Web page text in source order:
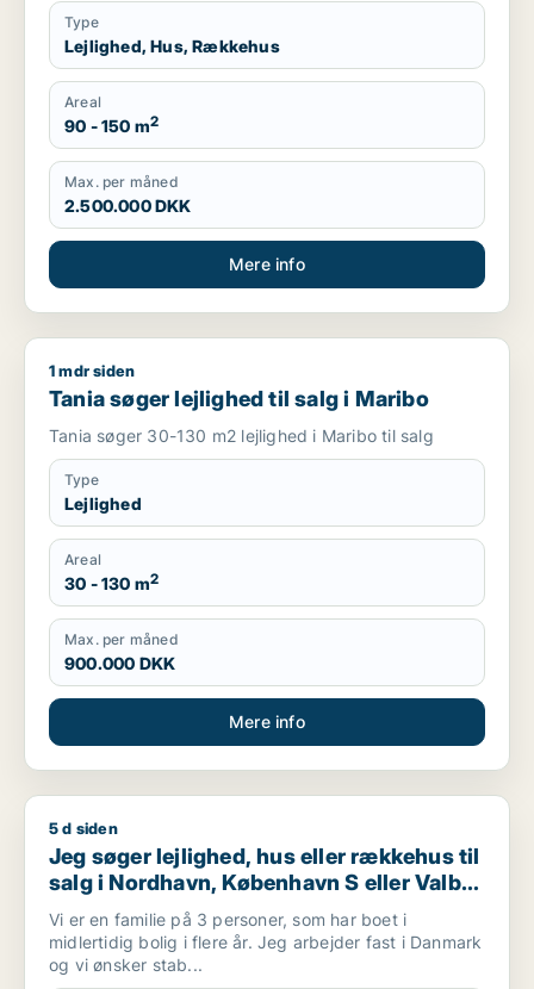
Type
Lejlighed, Hus, Rækkehus
Areal
90 - 150 m2
Max. per måned
2.500.000 DKK
Mere info
Tania søger lejlighed til salg i Maribo
1 mdr siden
Tania søger lejlighed til salg i Maribo
Tania søger 30-130 m2 lejlighed i Maribo til salg
Type
Lejlighed
Areal
30 - 130 m2
Max. per måned
900.000 DKK
Mere info
Jeg søger lejlighed, hus eller rækkehus til salg i Nordhavn,
5 d siden
Jeg søger lejlighed, hus eller rækkehus til
salg i Nordhavn, København S eller Valby
m.fl.
Vi er en familie på 3 personer, som har boet i
midlertidig bolig i flere år. Jeg arbejder fast i Danmark
og vi ønsker stab...